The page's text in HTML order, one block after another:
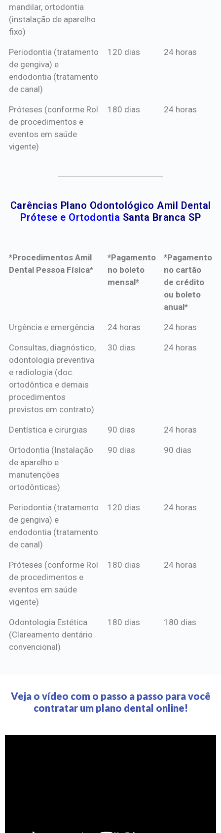
mandilar, ortodontia
(instalação de aparelho
fixo)
Periodontia (tratamento
de gengiva) e
endodontia (tratamento
de canal)
120 dias 24 horas
Próteses (conforme Rol
de procedimentos e
eventos em saúde
vigente)
180 dias 24 horas
Carências Plano Odontológico Amil Dental
Prótese e Ortodontia Santa Branca SP
*Procedimentos Amil
Dental Pessoa Física*
*Pagamento
no boleto
mensal*
*Pagamento
no cartão
de crédito
ou boleto
anual*
*Procedimentos Amil
*Pagamento
mensal*
*Pagamento
de crédito
Urgência e emergência 24 horas 24 horas
Consultas, diagnóstico,
odontologia preventiva
e radiologia (doc.
ortodôntica e demais
procedimentos
previstos em contrato)
30 dias 24 horas
Dentística e cirurgias 90 dias 24 horas
Ortodontia (Instalação
de aparelho e
manutenções
ortodônticas)
90 dias 90 dias
Periodontia (tratamento
de gengiva) e
endodontia (tratamento
de canal)
120 dias 24 horas
Próteses (conforme Rol
de procedimentos e
eventos em saúde
vigente)
180 dias 24 horas
Odontologia Estética
(Clareamento dentário
convencional)
180 dias 180 dias
Veja o vídeo com o passo a passo para você
contratar um plano dental online!